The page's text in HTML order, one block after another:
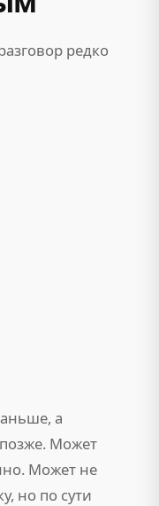
редко
а
Может
Может не
но по сути